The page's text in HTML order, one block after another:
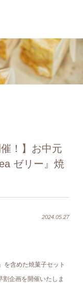
！】お中元
ゼリー』焼
2024.05.27
を含めた焼菓子セット
企画を開催いたしま